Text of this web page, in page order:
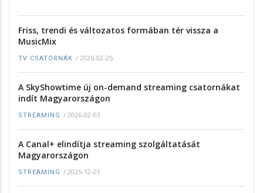
Friss, trendi és változatos formában tér vissza a
MusicMix
TV CSATORNÁK / 2026-02-25
A SkyShowtime új on-demand streaming csatornákat
indít Magyarországon
STREAMING / 2026-02-03
A Canal+ elindítja streaming szolgáltatását
Magyarországon
STREAMING / 2025-12-01